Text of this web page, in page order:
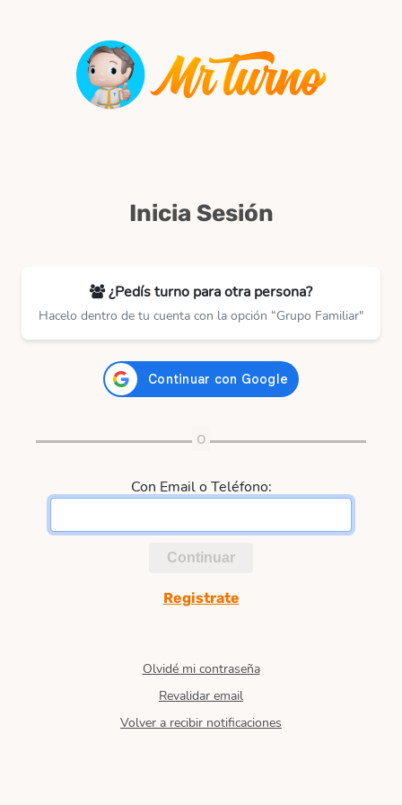
Inicia Sesión
¿Pedís turno para otra persona?
Hacelo dentro de tu cuenta con la opción “Grupo Familiar"
Con Email o Teléfono:
Continuar
Registrate
Olvidé mi contraseña
Revalidar email
Volver a recibir notificaciones